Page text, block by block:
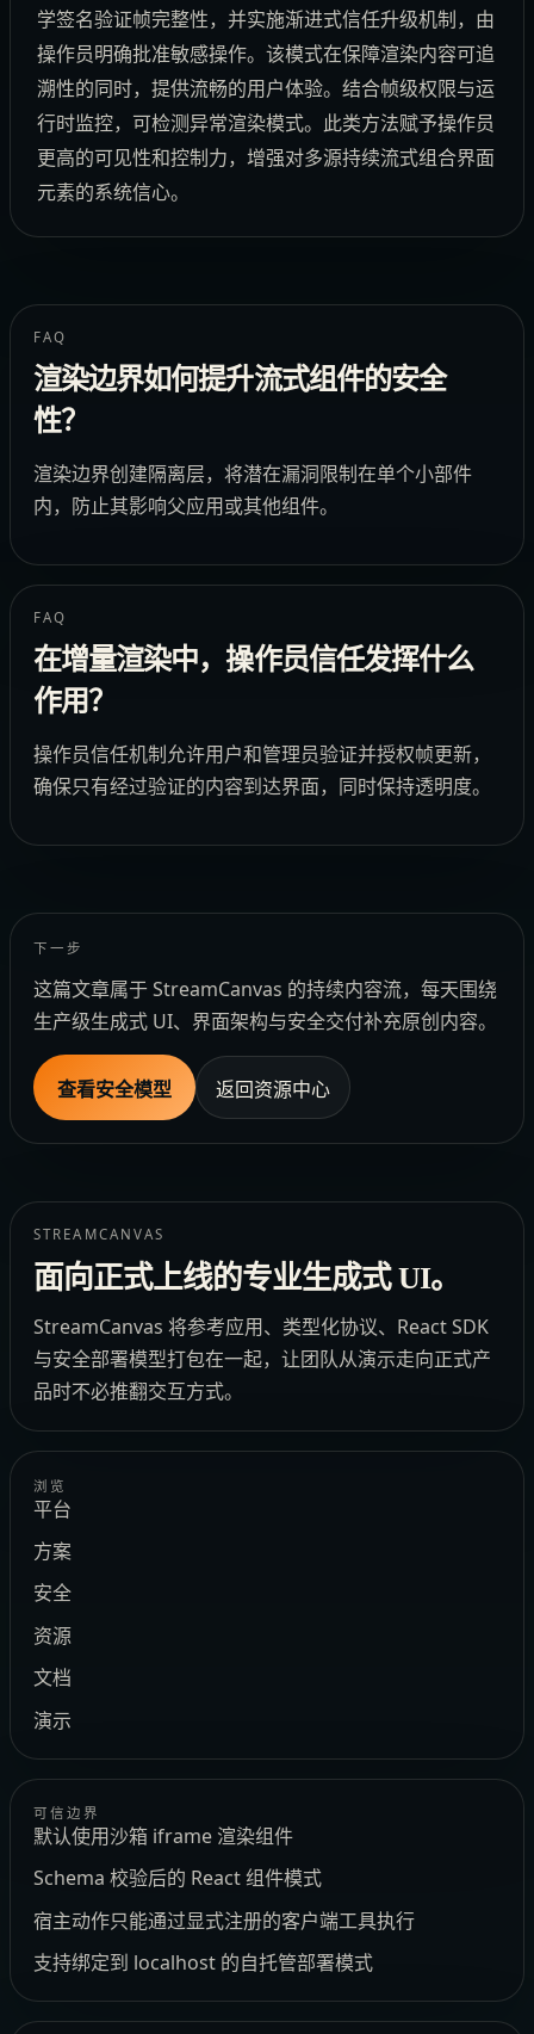
学签名验证帧完整性，并实施渐进式信任升级机制，由
操作员明确批准敏感操作。该模式在保障渲染内容可追
溯性的同时，提供流畅的用户体验。结合帧级权限与运
行时监控，可检测异常渲染模式。此类方法赋予操作员
更高的可见性和控制力，增强对多源持续流式组合界面
元素的系统信心。
FAQ
渲染边界如何提升流式组件的安全
性？
渲染边界创建隔离层，将潜在漏洞限制在单个小部件
内，防止其影响父应用或其他组件。
FAQ
在增量渲染中，操作员信任发挥什么
作用？
操作员信任机制允许用户和管理员验证并授权帧更新，
确保只有经过验证的内容到达界面，同时保持透明度。
下一步
这篇文章属于 StreamCanvas 的持续内容流，每天围绕
生产级生成式 UI、界面架构与安全交付补充原创内容。
查看安全模型 返回资源中心
STREAMCANVAS
面向正式上线的专业生成式 UI。
StreamCanvas 将参考应用、类型化协议、React SDK
与安全部署模型打包在一起，让团队从演示走向正式产
品时不必推翻交互方式。
浏览
平台
方案
安全
资源
文档
演示
可信边界
默认使用沙箱 iframe 渲染组件
Schema 校验后的 React 组件模式
宿主动作只能通过显式注册的客户端工具执行
支持绑定到 localhost 的自托管部署模式